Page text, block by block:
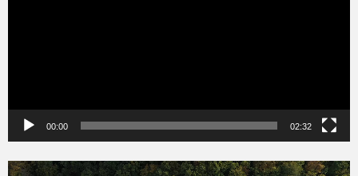
00:00 02:32
Videólejátszó